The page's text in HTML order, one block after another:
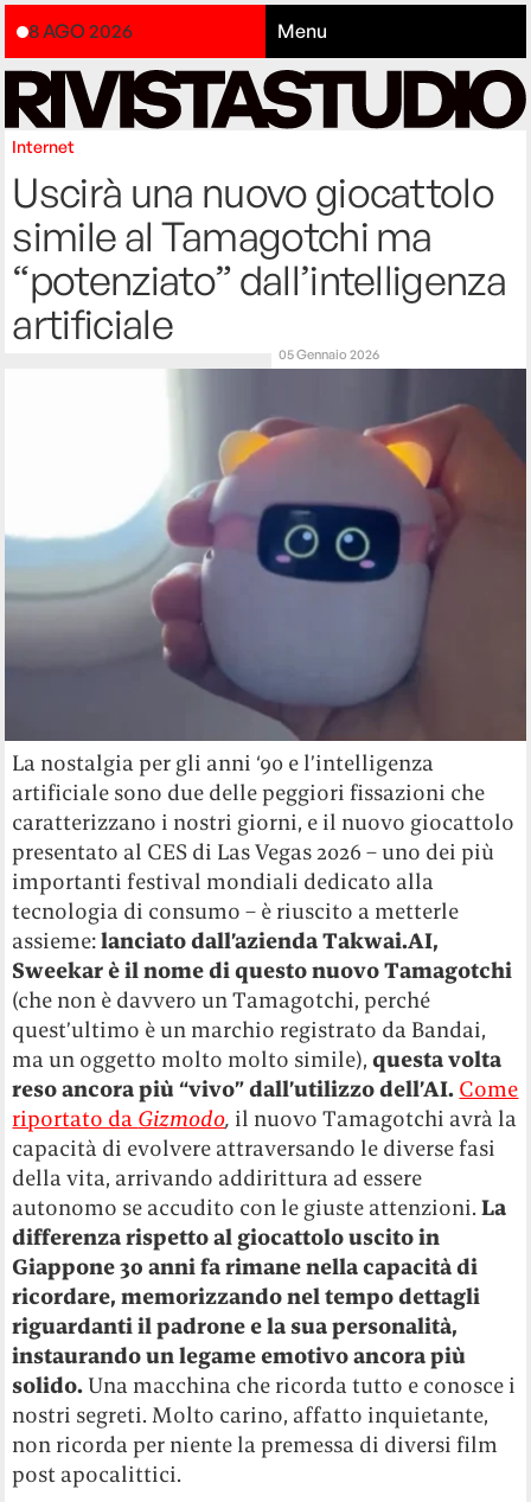
8 AGO 2026 Menu
Internet
Uscirà una nuovo giocattolo
simile al Tamagotchi ma
“potenziato” dall’intelligenza
artificiale
05 Gennaio 2026
La nostalgia per gli anni ‘90 e l’intelligenza
artificiale sono due delle peggiori fissazioni che
caratterizzano i nostri giorni, e il nuovo giocattolo
presentato al CES di Las Vegas 2026 – uno dei più
importanti festival mondiali dedicato alla
tecnologia di consumo – è riuscito a metterle
assieme:lanciato dall’azienda Takwai.AI,
Sweekar è il nome di questo nuovo Tamagotchi
(che non è davvero un Tamagotchi, perché
quest’ultimo è un marchio registrato da Bandai,
ma un oggetto molto molto simile), questa volta
reso ancora più “vivo” dall’utilizzo dell’AI. Come
riportato da Gizmodo, il nuovo Tamagotchi avrà la
capacità di evolvere attraversando le diverse fasi
della vita, arrivando addirittura ad essere
autonomo se accudito con le giuste attenzioni.La
differenza rispetto al giocattolo uscito in
Giappone 30 anni fa rimane nella capacità di
ricordare, memorizzando nel tempo dettagli
riguardanti il padrone e la sua personalità,
instaurando un legame emotivo ancora più
solido. Una macchina che ricorda tutto e conosce i
nostri segreti. Molto carino, affatto inquietante,
non ricorda per niente la premessa di diversi film
post apocalittici.